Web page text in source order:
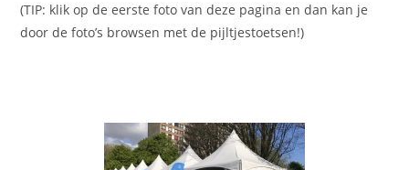
(TIP: klik op de eerste foto van deze pagina en dan kan je
door de foto’s browsen met de pijltjestoetsen!)